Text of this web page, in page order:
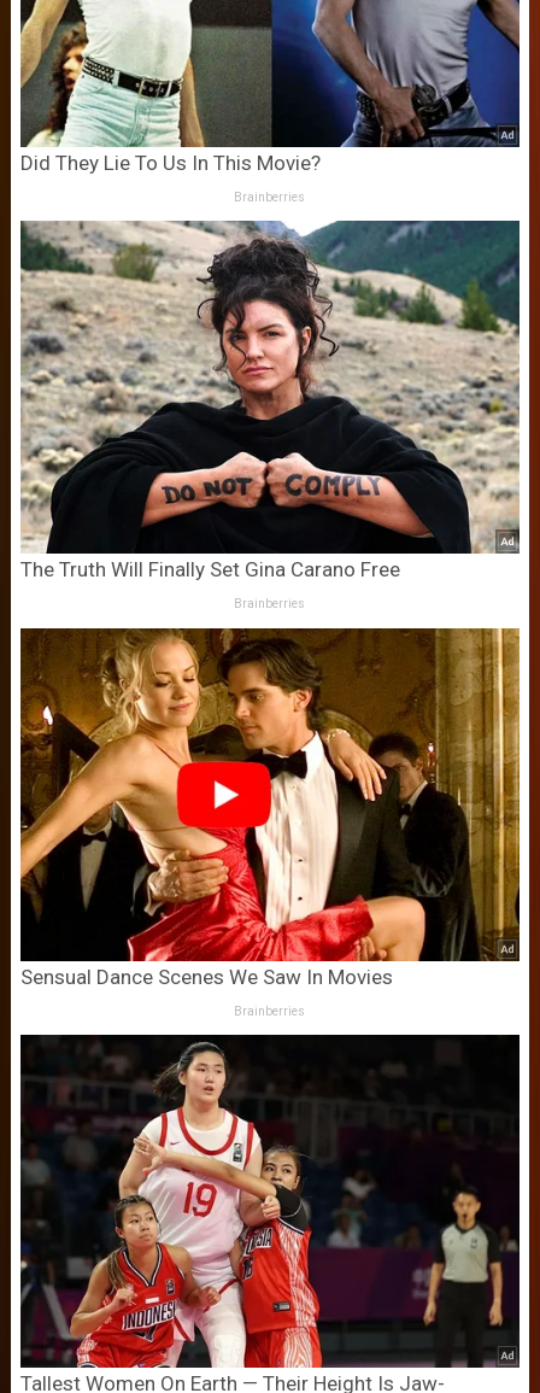
Did They Lie To Us In This Movie?
Brainberries
The Truth Will Finally Set Gina Carano Free
Brainberries
Sensual Dance Scenes We Saw In Movies
Brainberries
Tallest Women On Earth — Their Height Is Jaw-